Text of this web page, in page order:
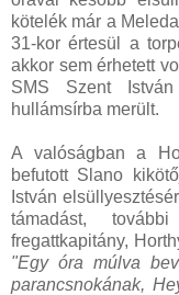
kötelék már a
31-kor értesül a
akkor sem érhetett
SMS Szent
hullámsírba merült.
A valóságban a
befutott Slano
István
támadást,
fregattkapitány,
"Egy óra múlva
parancsnokának,